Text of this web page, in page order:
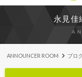
永見佳
ANNOUNCER ROOM ブロ